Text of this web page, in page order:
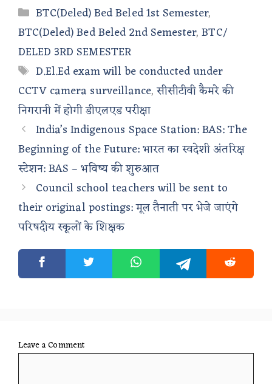
Categories
BTC(Deled) Bed Beled 1st Semester,
BTC(Deled) Bed Beled 2nd Semester,BTC/
DELED 3RD SEMESTER
Tags
D.El.Ed exam will be conducted under
CCTV camera surveillance,सीसीटीवी कैमरे की
निगरानी में होगी डीएलएड परीक्षा
India’s Indigenous Space Station: BAS: The
Beginning of the Future: भारत का स्वदेशी अंतरिक्ष
स्टेशन: BAS – भविष्य की शुरुआत
Council school teachers will be sent to
their original postings: मूल तैनाती पर भेजे जाएंगे
परिषदीय स्कूलों के शिक्षक
Leave a Comment